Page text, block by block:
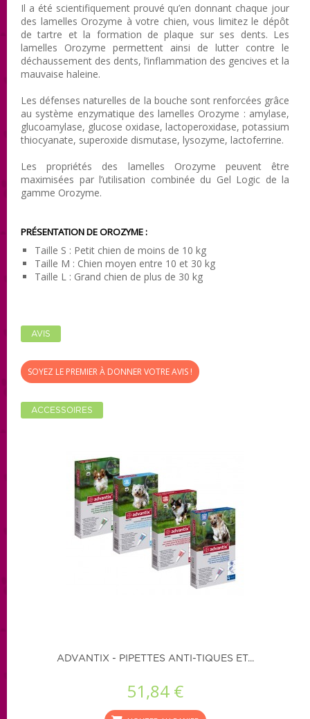
Il a été scientifiquement prouvé qu’en donnant chaque jour
des lamelles Orozyme à votre chien, vous limitez le dépôt
de tartre et la formation de plaque sur ses dents. Les
lamelles Orozyme permettent ainsi de lutter contre le
déchaussement des dents, l’inflammation des gencives et la
mauvaise haleine.
Les défenses naturelles de la bouche sont renforcées grâce
au système enzymatique des lamelles Orozyme : amylase,
glucoamylase, glucose oxidase, lactoperoxidase, potassium
thiocyanate, superoxide dismutase, lysozyme, lactoferrine.
Les propriétés des lamelles Orozyme peuvent être
maximisées par l’utilisation combinée du Gel Logic de la
gamme Orozyme.
PRÉSENTATIONDE OROZYME :
Taille S : Petit chien de moins de 10 kg
Taille M : Chien moyen entre 10 et 30 kg
Taille L : Grand chien de plus de 30 kg
AVIS
SOYEZ LE PREMIER À DONNER VOTRE AVIS !
ACCESSOIRES
ADVANTIX - PIPETTES ANTI-TIQUES ET...
51,84 €